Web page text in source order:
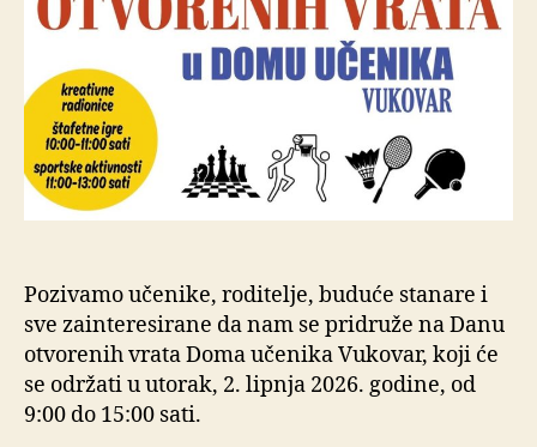
Pozivamo učenike, roditelje, buduće stanare i
sve zainteresirane da nam se pridruže na Danu
otvorenih vrata Doma učenika Vukovar, koji će
se održati u utorak, 2. lipnja 2026. godine, od
9:00 do 15:00 sati.